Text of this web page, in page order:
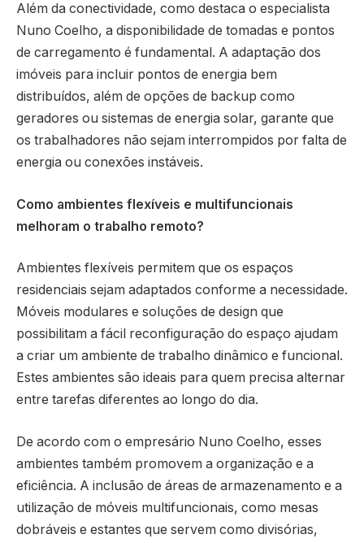
Além da conectividade, como destaca o especialista
Nuno Coelho, a disponibilidade de tomadas e pontos
de carregamento é fundamental. A adaptação dos
imóveis para incluir pontos de energia bem
distribuídos, além de opções de backup como
geradores ou sistemas de energia solar, garante que
os trabalhadores não sejam interrompidos por falta de
energia ou conexões instáveis.
Como ambientes flexíveis e multifuncionais
melhoram o trabalho remoto?
Ambientes flexíveis permitem que os espaços
residenciais sejam adaptados conforme a necessidade.
Móveis modulares e soluções de design que
possibilitam a fácil reconfiguração do espaço ajudam
a criar um ambiente de trabalho dinâmico e funcional.
Estes ambientes são ideais para quem precisa alternar
entre tarefas diferentes ao longo do dia.
De acordo com o empresário Nuno Coelho, esses
ambientes também promovem a organização e a
eficiência. A inclusão de áreas de armazenamento e a
utilização de móveis multifuncionais, como mesas
dobráveis e estantes que servem como divisórias,